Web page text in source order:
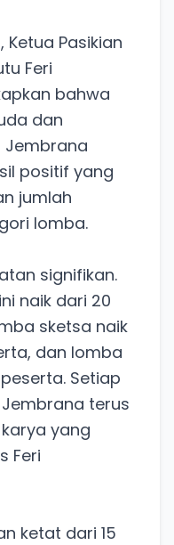
Pasikian
Feri
bahwa
dan
Jembrana
positif yang
jumlah
lomba.
signifikan.
naik dari 20
sketsa naik
dan lomba
Setiap
terus
yang
Feri
ketat dari 15